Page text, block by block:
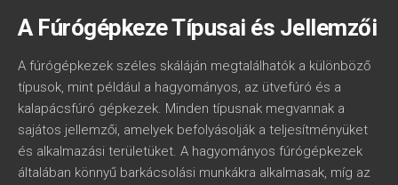
A Fúrógépkeze Típusai és Jellemzői
A fúrógépkezek széles skáláján megtalálhatók a különböző
típusok, mint például a hagyományos, az ütvefúró és a
kalapácsfúró gépkezek. Minden típusnak megvannak a
sajátos jellemzői, amelyek befolyásolják a teljesítményüket
és alkalmazási területüket. A hagyományos fúrógépkezek
általában könnyű barkácsolási munkákra alkalmasak, míg az